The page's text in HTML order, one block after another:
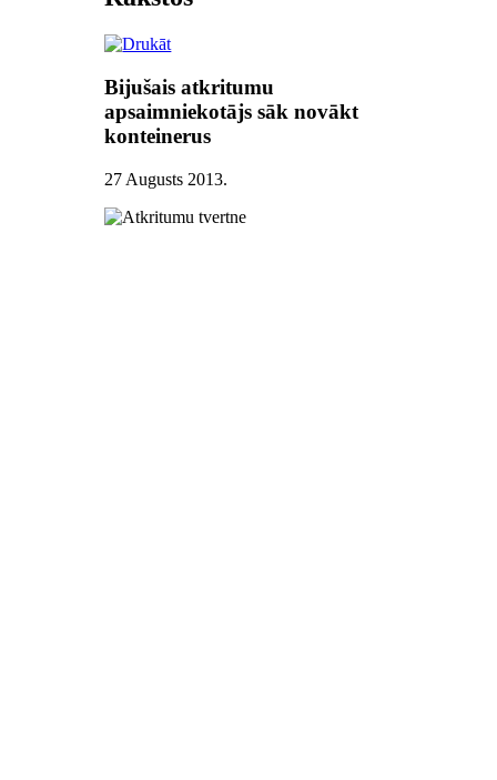
Bijušais atkritumu
apsaimniekotājs sāk novākt
konteinerus
27 Augusts 2013.